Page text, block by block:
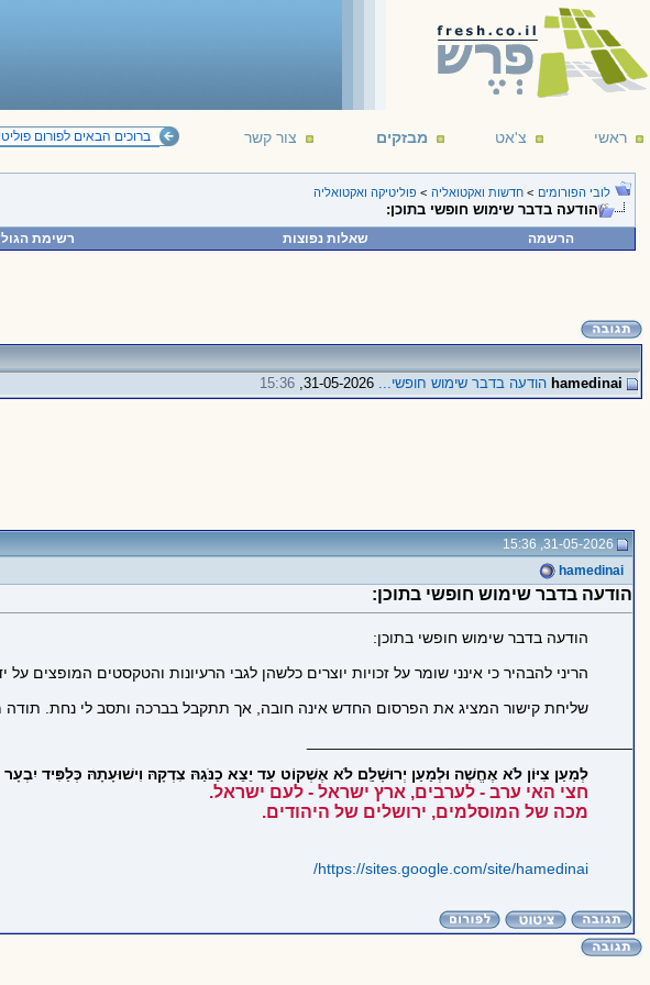
ראשי צ'אט מבזקים צור קשר ברוכים הבאים לפורום
לובי הפורומים > חדשות ואקטואליה > פוליטיקה ואקטואליה
​הודעה בדבר שימוש חופשי בתוכן:
הרשמה שאלות נפוצות רשימת
hamedinai ​הודעה בדבר שימוש חופשי... 15:36
31-05-2026, 15:36
hamedinai
​הודעה בדבר שימוש חופשי בתוכן:
​הודעה בדבר שימוש חופשי בתוכן:
הריני להבהיר כי אינני שומר על זכויות יוצרים כלשהן לגבי הרעיונות והטקסטים
​שליחת קישור המציג את הפרסום החדש אינה חובה, אך תתקבל בברכה ותסב לי נחת. תודה
לְמַעַן צִיּוֹן לֹא אֶחֱשֶׁה וּלְמַעַן יְרוּשָׁלִַם לֹא אֶשְׁקוֹט עַד יֵצֵא כַנֹּגַהּ צִדְקָהּ וִישׁוּעָתָהּ כְּלַפִּיד יִבְעָר
חצי האי ערב - לערבים, ארץ ישראל - לעם ישראל.
מכה של המוסלמים, ירושלים של היהודים.
https://sites.google.com/site/hamedinai/